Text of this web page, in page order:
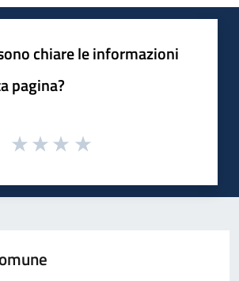
chiare le informazioni
pagina?